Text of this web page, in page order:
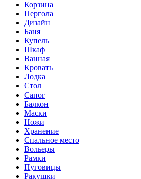
Корзина
Пергола
Дизайн
Баня
Купель
Шкаф
Ванная
Кровать
Лодка
Стол
Сапог
Балкон
Маски
Ножи
Хранение
Спальное место
Вольеры
Рамки
Пуговицы
Ракушки